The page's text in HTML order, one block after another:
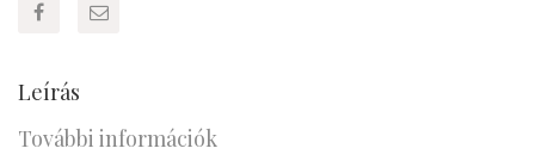
Leírás
További információk